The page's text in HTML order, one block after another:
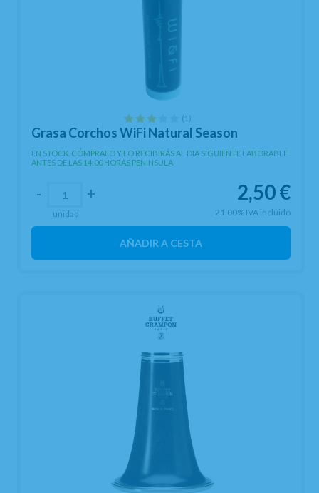
(1)
Grasa Corchos WiFi Natural Season
EN STOCK. CÓMPRALO Y LO RECIBIRÁS AL DIA SIGUIENTE LABORABLE
ANTES DE LAS 14:00 HORAS PENINSULA
2,50€
21.00% IVA incluido
- +
unidad
AÑADIR A CESTA